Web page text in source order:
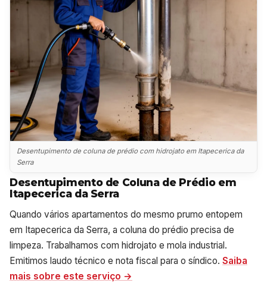
Desentupimento de coluna de prédio com hidrojato em Itapecerica da
Serra
Desentupimento de Coluna de Prédio em
Itapecerica da Serra
Quando vários apartamentos do mesmo prumo entopem
em Itapecerica da Serra, a coluna do prédio precisa de
limpeza. Trabalhamos com hidrojato e mola industrial.
Emitimos laudo técnico e nota fiscal para o síndico. Saiba
mais sobre este serviço →